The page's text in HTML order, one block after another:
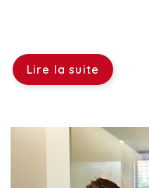
Lire la suite